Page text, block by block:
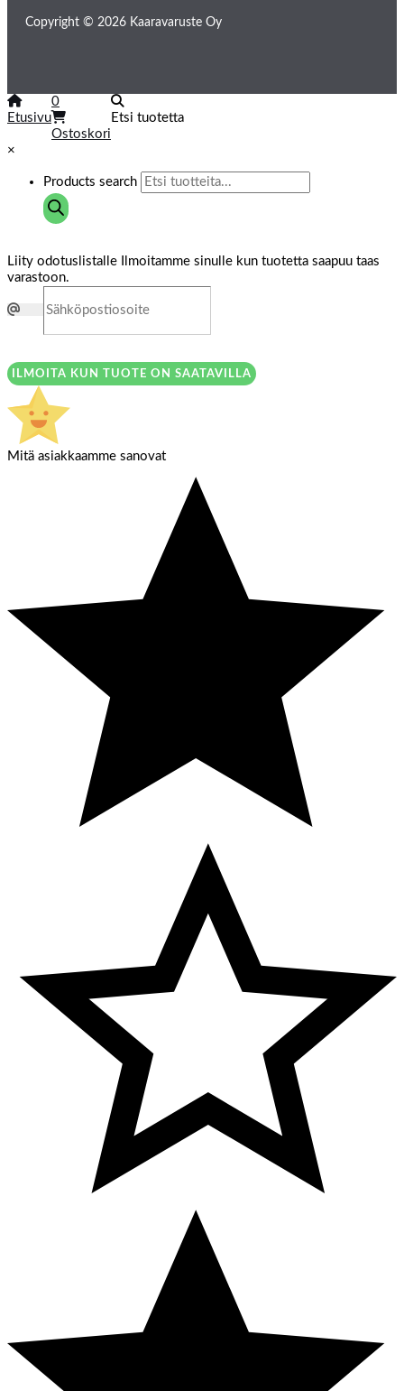
Copyright © 2026 Kaaravaruste Oy
Etusivu
0
Ostoskori
Etsi tuotetta
×
Products search
Liity odotuslistalle
Ilmoitamme sinulle kun tuotetta saapuu taas
varastoon.
ILMOITA KUN TUOTE ON SAATAVILLA
Mitä asiakkaamme sanovat